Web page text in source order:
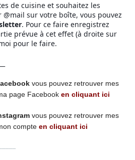
de cuisine et souhaitez les
sur votre boîte, vous pouvez
. Pour ce faire enregistrez
prévue à cet effet (à droite sur
pour le faire.
vous pouvez retrouver mes
page Facebook en cliquant ici
vous pouvez retrouver mes
compte en cliquant ici